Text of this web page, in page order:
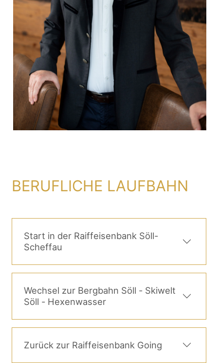
BERUFLICHE LAUFBAHN
Start in der Raiffeisenbank Söll-
Scheffau
Wechsel zur Bergbahn Söll - Skiwelt
Söll - Hexenwasser
Zurück zur Raiffeisenbank Going